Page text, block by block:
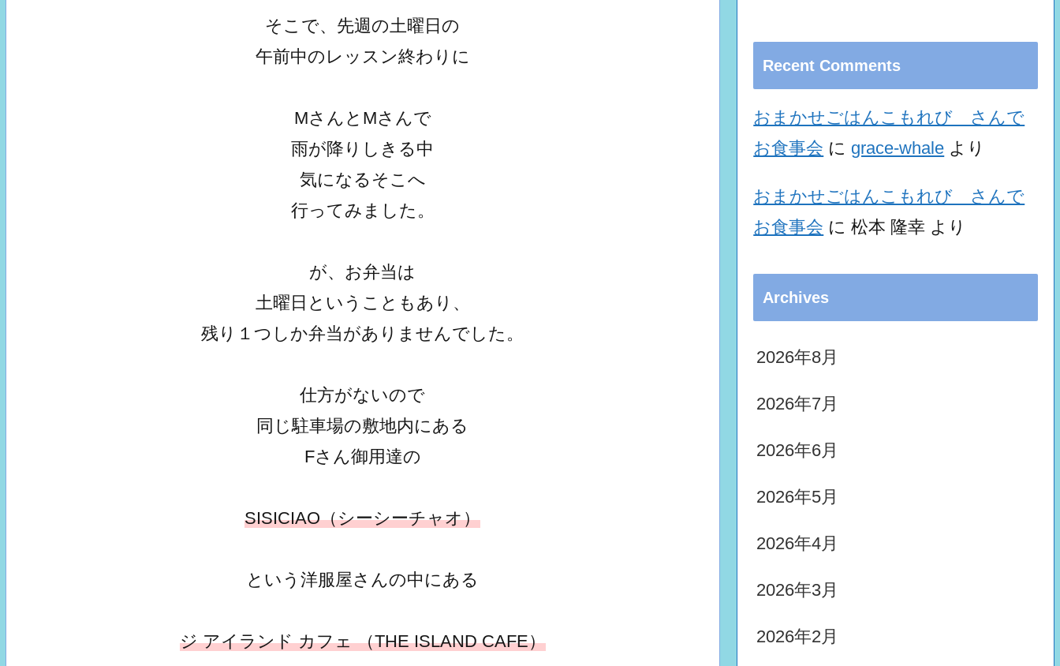
そこで、先週の土曜日の
午前中のレッスン終わりに
MさんとMさんで
雨が降りしきる中
気になるそこへ
行ってみました。
が、お弁当は
土曜日ということもあり、
残り１つしか弁当がありませんでした。
仕方がないので
同じ駐車場の敷地内にある
Fさん御用達の
SISICIAO（シーシーチャオ）
という洋服屋さんの中にある
ジ アイランド カフェ （THE ISLAND CAFE）
Recent Comments
おまかせごはんこもれび さんで
お食事会 に grace-whale より
おまかせごはんこもれび さんで
お食事会 に松本 隆幸 より
Archives
2026年8月
2026年7月
2026年6月
2026年5月
2026年4月
2026年3月
2026年2月